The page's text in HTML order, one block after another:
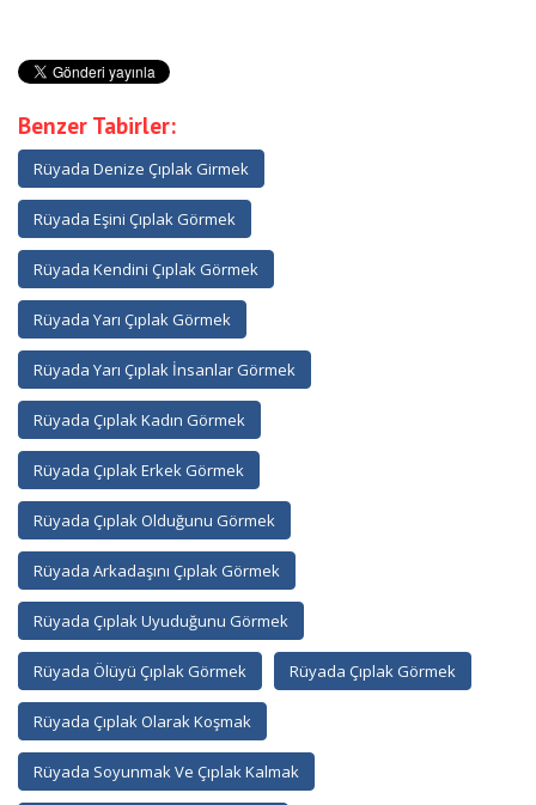
Benzer Tabirler:
Rüyada Denize Çıplak Girmek
Rüyada Eşini Çıplak Görmek
Rüyada Kendini Çıplak Görmek
Rüyada Yarı Çıplak Görmek
Rüyada Yarı Çıplak İnsanlar Görmek
Rüyada Çıplak Kadın Görmek
Rüyada Çıplak Erkek Görmek
Rüyada Çıplak Olduğunu Görmek
Rüyada Arkadaşını Çıplak Görmek
Rüyada Çıplak Uyuduğunu Görmek
Rüyada Ölüyü Çıplak Görmek Rüyada Çıplak Görmek
Rüyada Çıplak Olarak Koşmak
Rüyada Soyunmak Ve Çıplak Kalmak